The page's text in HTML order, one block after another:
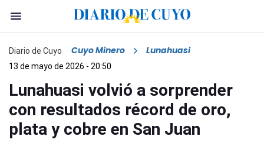
Diario de Cuyo Cuyo Minero Lunahuasi
13 de mayo de 2026 - 20:50
Lunahuasi volvió a sorprender
con resultados récord de oro,
plata y cobre en San Juan